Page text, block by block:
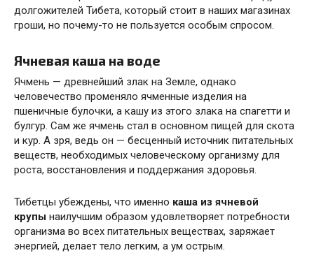
долгожителей Тибета, который стоит в наших магазинах
гроши, но почему-то не пользуется особым спросом.
Ячневая каша на воде
Ячмень — древнейший злак на Земле, однако
человечество променяло ячменные изделия на
пшеничные булочки, а кашу из этого злака на спагетти и
булгур. Сам же ячмень стал в основном пищей для скота
и кур. А зря, ведь он — бесценный источник питательных
веществ, необходимых человеческому организму для
роста, восстановления и поддержания здоровья.
Тибетцы убеждены, что именно каша из ячневой
крупы наилучшим образом удовлетворяет потребности
организма во всех питательных веществах, заряжает
энергией, делает тело легким, а ум острым.